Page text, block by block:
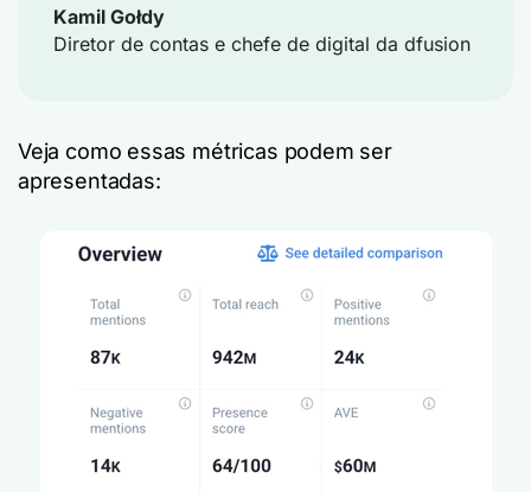
Kamil Gołdy
Diretor de contas e chefe de digital da dfusion
Veja como essas métricas podem ser
apresentadas: